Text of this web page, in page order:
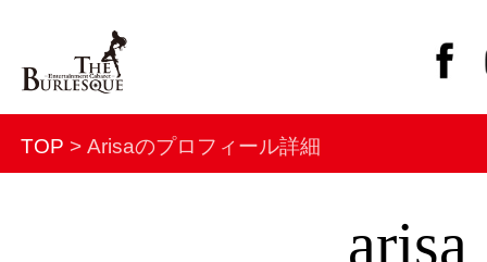
TOP > Arisaのプロフィール詳細
arisa